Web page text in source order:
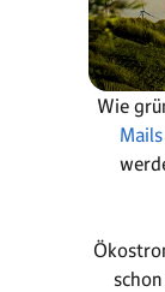
Wie
Mails